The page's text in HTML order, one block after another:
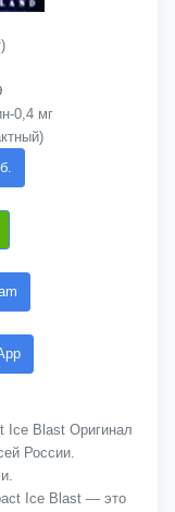
0,4 мг
Ice Blast Оригинал
России.
Ice Blast — это